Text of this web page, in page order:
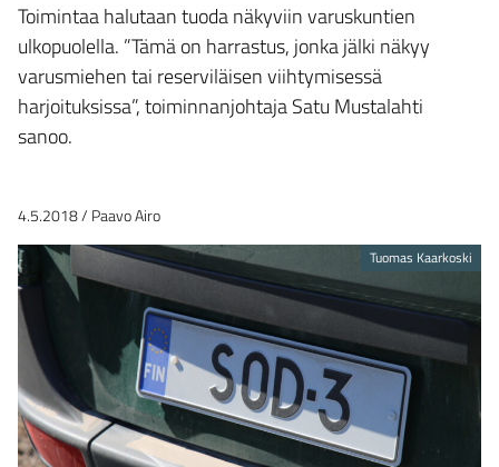
Toimintaa halutaan tuoda näkyviin varuskuntien
ulkopuolella. ”Tämä on harrastus, jonka jälki näkyy
varusmiehen tai reserviläisen viihtymisessä
harjoituksissa”, toiminnanjohtaja Satu Mustalahti
sanoo.
4.5.2018/ Paavo Airo
Tuomas Kaarkoski